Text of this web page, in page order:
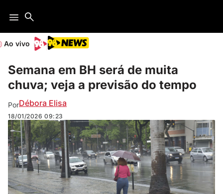
Ao vivo
Semana em BH será de muita
chuva; veja a previsão do tempo
PorDébora Elisa
18/01/2026 09:23